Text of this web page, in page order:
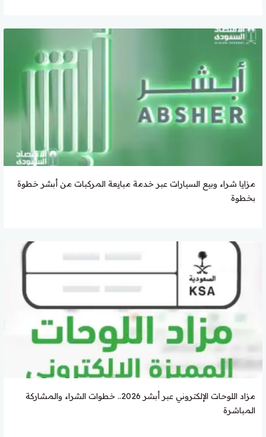
مزايا شراء وبيع السيارات عبر خدمة مبايعة المركبات من أبشر خطوة
بخطوة
مزاد اللوحات الإلكتروني عبر أبشر 2026.. خطوات الشراء والمشاركة
المباشرة